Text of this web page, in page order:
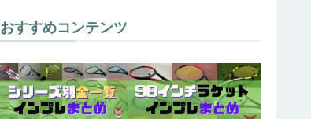
おすすめコンテンツ